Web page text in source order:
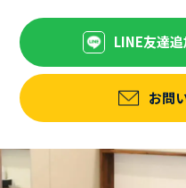
LINE友達
お問